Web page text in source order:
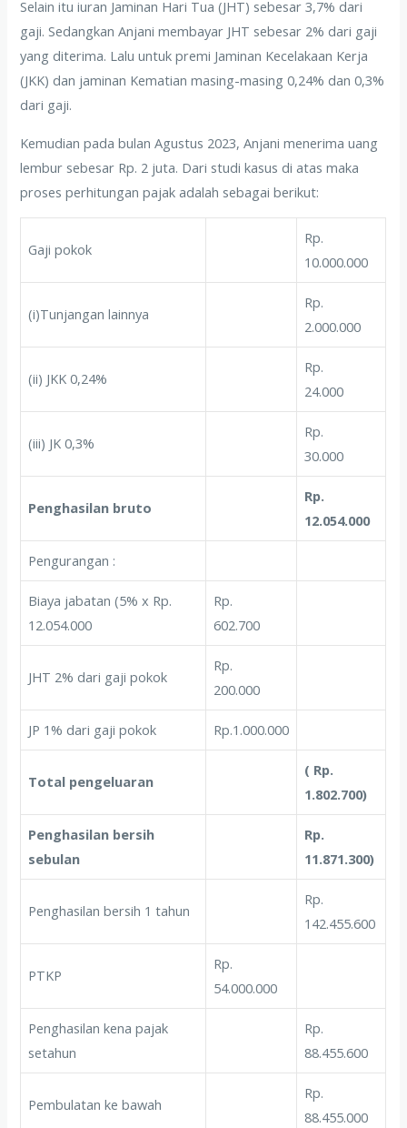
Selain itu iuran Jaminan Hari Tua (JHT) sebesar 3,7% dari
gaji. Sedangkan Anjani membayar JHT sebesar 2% dari gaji
yang diterima. Lalu untuk premi Jaminan Kecelakaan Kerja
(JKK) dan jaminan Kematian masing-masing 0,24% dan 0,3%
dari gaji.
Kemudian pada bulan Agustus 2023, Anjani menerima uang
lembur sebesar Rp. 2 juta. Dari studi kasus di atas maka
proses perhitungan pajak adalah sebagai berikut:
Gaji pokok
Rp.
10.000.000
(i)Tunjangan lainnya
Rp.
2.000.000
(ii) JKK 0,24%
Rp.
24.000
(iii) JK 0,3%
Rp.
30.000
Penghasilan bruto
Rp.
12.054.000
Pengurangan :
Biaya jabatan (5% x Rp.
12.054.000
Rp.
602.700
JHT 2% dari gaji pokok
Rp.
200.000
JP 1% dari gaji pokok Rp.1.000.000
Total pengeluaran
( Rp.
1.802.700)
Penghasilan bersih
sebulan
Rp.
11.871.300)
Penghasilan bersih 1 tahun
Rp.
142.455.600
PTKP
Rp.
54.000.000
Penghasilan kena pajak
setahun
Rp.
88.455.600
Pembulatan ke bawah
Rp.
88.455.000